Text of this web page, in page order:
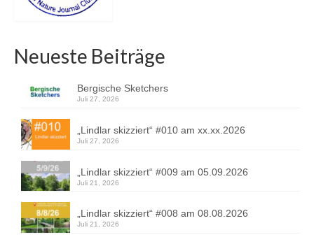
Neueste Beiträge
Bergische Sketchers
Juli 27, 2026
„Lindlar skizziert“ #010 am xx.xx.2026
Juli 27, 2026
„Lindlar skizziert“ #009 am 05.09.2026
Juli 21, 2026
„Lindlar skizziert“ #008 am 08.08.2026
Juli 21, 2026